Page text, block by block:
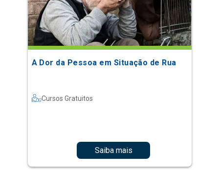
A Dor da Pessoa em Situação de Rua
Cursos Gratuitos
Saiba mais